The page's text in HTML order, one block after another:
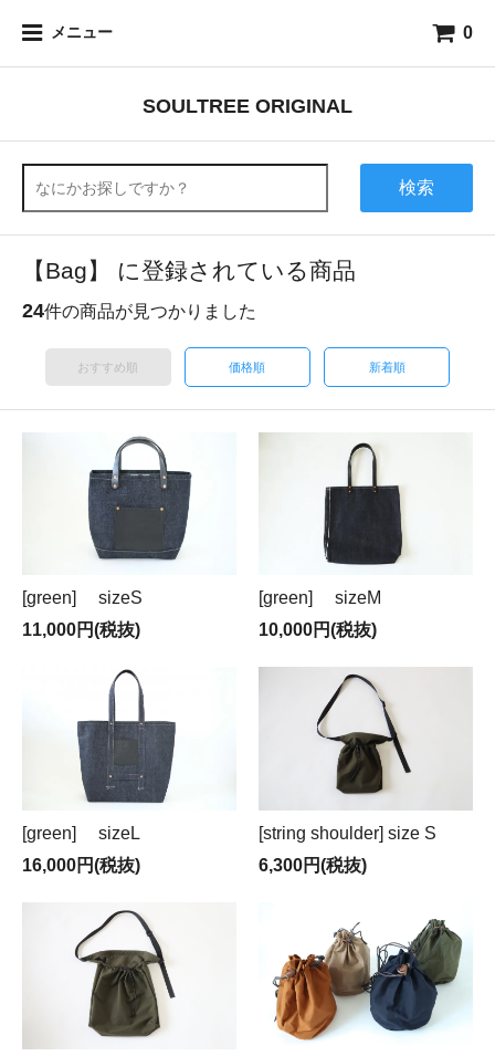
メニュー 0
SOULTREE ORIGINAL
検索
【Bag】 に登録されている商品
24件の商品が見つかりました
おすすめ順 価格順 新着順
[green] sizeS
11,000円(税抜)
[green] sizeM
10,000円(税抜)
[green] sizeL
16,000円(税抜)
[string shoulder] size S
6,300円(税抜)